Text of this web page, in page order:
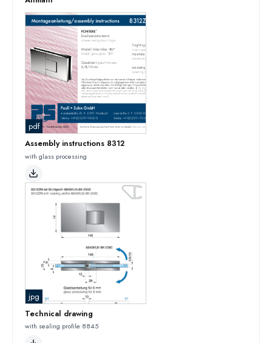
pdf
Assembly instructions 8312
with glass processing
jpg
Technical drawing
with sealing profile 8845